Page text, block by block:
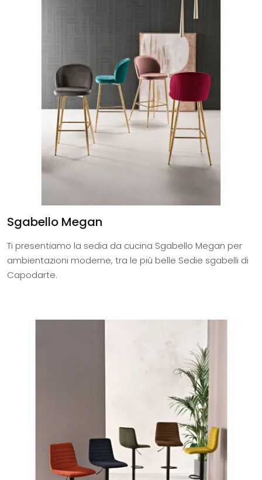
Sgabello Megan
Ti presentiamo la sedia da cucina Sgabello Megan per
ambientazioni moderne, tra le più belle Sedie sgabelli di
Capodarte.